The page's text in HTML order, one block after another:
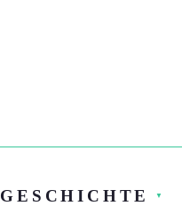
GESCHICHTE